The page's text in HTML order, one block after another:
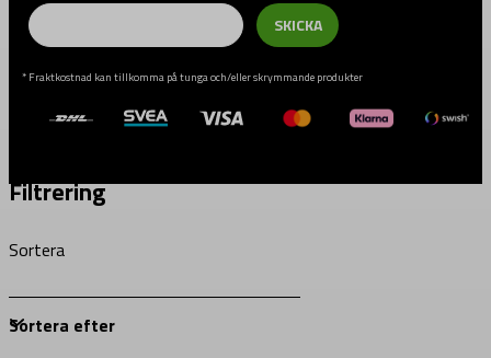
Email
SKICKA
* Fraktkostnad kan tillkomma på tunga och/eller skrymmande produkter
Filtrering
Sortera